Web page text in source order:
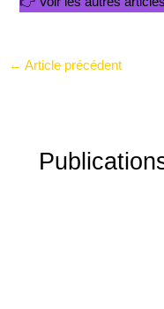
← Article précédent